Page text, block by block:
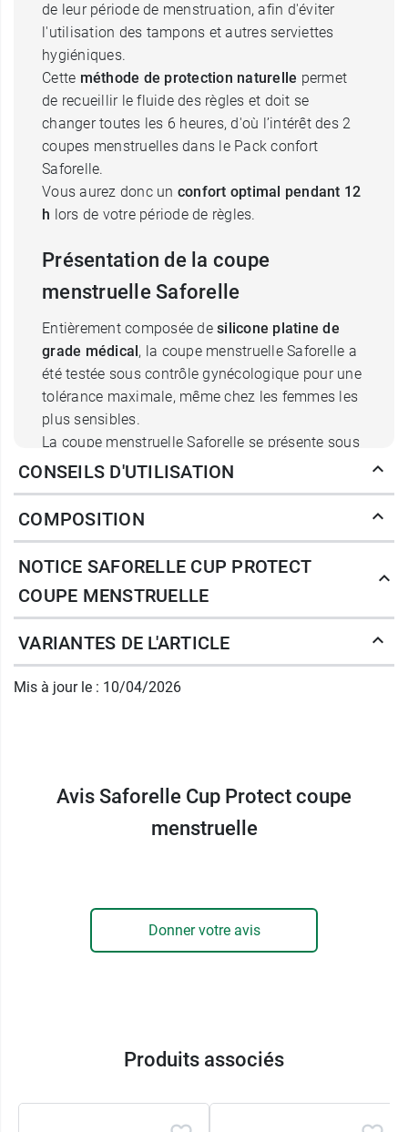
de leur période de menstruation, afin d'éviter
l'utilisation des tampons et autres serviettes
hygiéniques.
Cette méthode de protection naturelle permet
de recueillir le fluide des règles et doit se
changer toutes les 6 heures, d'où l’intérêt des 2
coupes menstruelles dans le Pack confort
Saforelle.
Vous aurez donc un confort optimal pendant 12
h lors de votre période de règles.
Présentation de la coupe
menstruelle Saforelle
Entièrement composée desilicone platine de
grade médical, la coupe menstruelle Saforelle a
été testée sous contrôle gynécologique pour une
tolérance maximale, même chez les femmes les
plus sensibles.
La coupe menstruelle Saforelle se présente sous
la forme d'une petite cloche graduée aux bords
déverse pas en la retirant, surmontée d'une tige
menstruelle Saforelle plus facilement lors du
retrait.
Les avantages de la cup
menstruelle Saforelle
La coupe menstruelle possède de réels
supérieure à celle d'un tampon et n'assèche pas
les muqueuses vaginales.
Elle possède un avantageécologique
Pack confort12 h
2 coupes menstruelles à porter chacune pendant
CONSEILS D'UTILISATION
COMPOSITION
NOTICE SAFORELLE CUP PROTECT
COUPE MENSTRUELLE
VARIANTES DE L'ARTICLE
Mis à jour le : 10/04/2026
Avis Saforelle Cup Protect coupe
menstruelle
Donner votre avis
Produits associés